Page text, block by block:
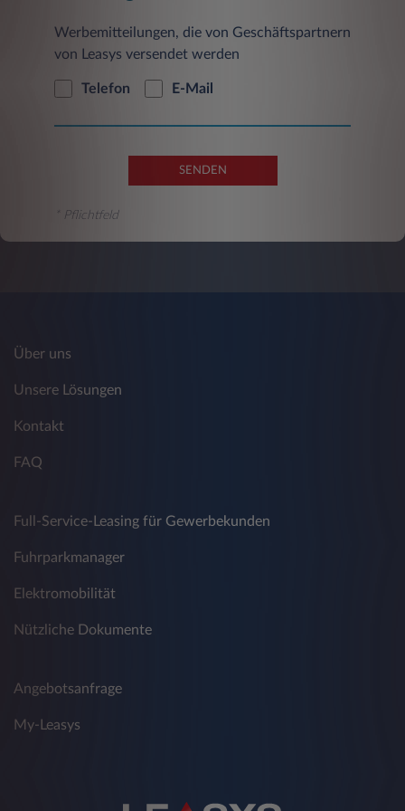
Cookies sind kleine Dateien, die auf Ihrem
Datenträger gespeichert werden und die
bestimmten Einstellungen und Daten zum
verschiedene Arten von Cookies unterschieden
werden. Es gibt sowohl sogenannte „Session-
Cookies. Während Session-Cookies gelöscht
von Ihnen gespeichert werden, können
Browsertyp und -version
Webseite, von der aus Sie die Seite
Werbemitteilungen, die von Geschäftspartnern
von Leasys versendet werden
Telefon E-Mail
SENDEN
* Pflichtfeld
Über uns
Unsere Lösungen
Kontakt
FAQ
Full-Service-Leasing für Gewerbekunden
Fuhrparkmanager
Elektromobilität
Nützliche Dokumente
Angebotsanfrage
My-Leasys